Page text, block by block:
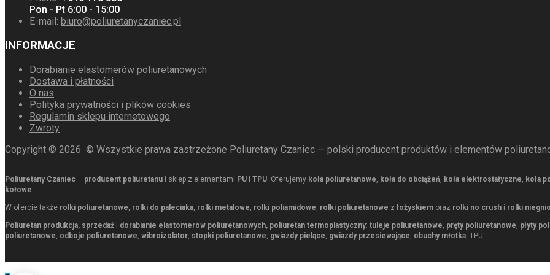
Pon - Pt 6:00 - 15:00
E-mail: biuro@poliuretanyczaniec.pl
INFORMACJE
Dorabianie elastomerów poliuretanowych
Dostawa i płatności
O nas
Polityka prywatności i plików cookies
Regulamin sklepu internetowego
Zwroty
Copyright © 2026 © Wszystkie prawa zastrzeżone Poliuretany Czaniec — polski producent produktów i elementów
Poliuretany Czaniec – producent poliuretanu i sklep z elementami PU i TPU . Oferujemy koła poliuretanowe koła do obciążeń koła elektrostatyczne koła
kołowe
W ofercie także rolki poliuretanowe rolki do paleciaka rolki metalowe rolki poliamidowe rolki poliuretanowe z łożyskiem oraz rolki no crush i rolki
Poliuretan produkcja, sprzedaż i dorabianie elastomerów poliuretanowych, poliuretan termoplastyczny: tuleje poliuretanowe pręty poliuretanowe płyty
poliuretanowe odboje poliuretanowe wibroizolator stopki poliuretanowe gwiazdy pielące gwiazdy przesiewające obuchy młotka , TPU.